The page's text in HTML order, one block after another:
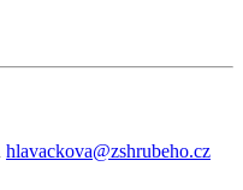
hlavackova@zshrubeho.cz